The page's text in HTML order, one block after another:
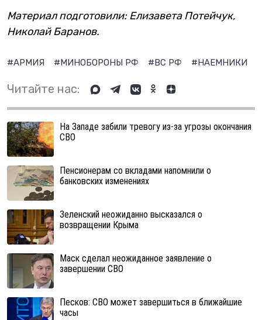
Материал подготовили: Елизавета Потейчук,
Николай Баранов.
#АРМИЯ #МИНОБОРОНЫ РФ #ВС РФ #НАЕМНИКИ
Читайте нас:
На Западе забили тревогу из-за угрозы окончания
СВО
Пенсионерам со вкладами напомнили о
банковских изменениях
Зеленский неожиданно высказался о
возвращении Крыма
Маск сделал неожиданное заявление о
завершении СВО
Песков: СВО может завершиться в ближайшие
часы